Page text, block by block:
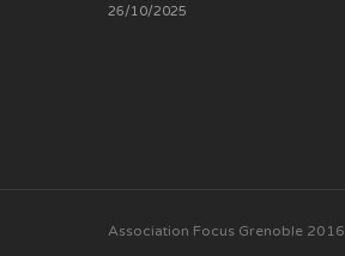
26/10/2025
Association Focus Grenoble 2016